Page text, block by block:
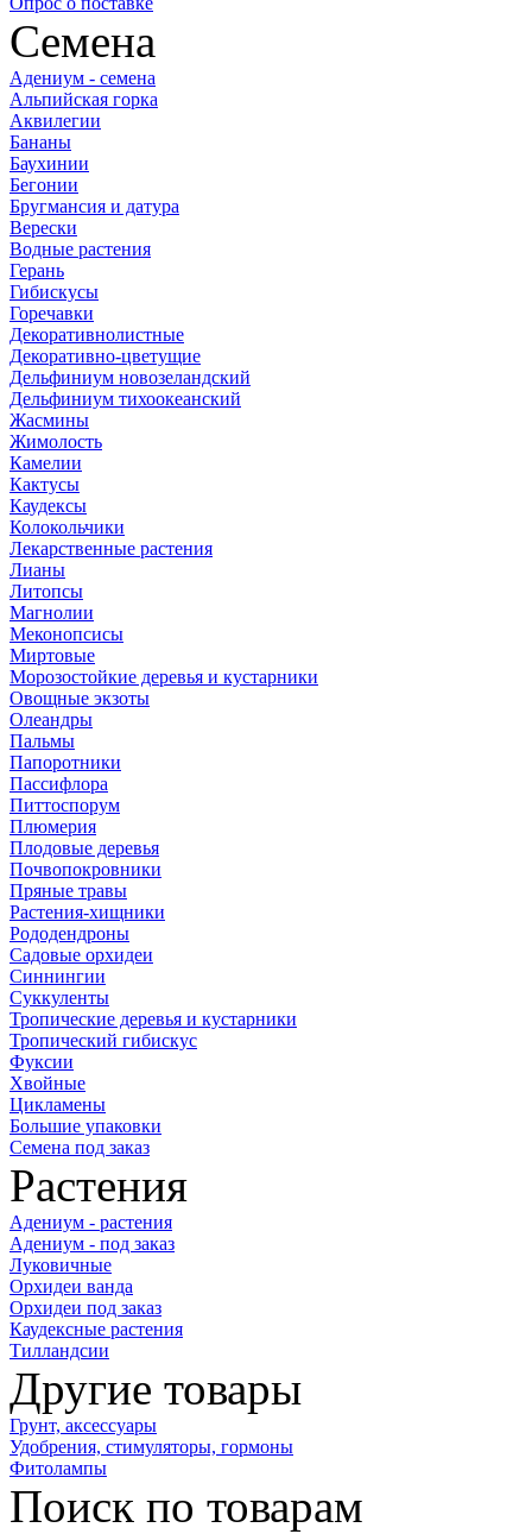
Семена
Адениум - семена
Альпийская горка
Аквилегии
Бананы
Баухинии
Бегонии
Бругмансия и датура
Верески
Водные растения
Герань
Гибискусы
Горечавки
Декоративнолистные
Декоративно-цветущие
Дельфиниум новозеландский
Дельфиниум тихоокеанский
Жасмины
Жимолость
Камелии
Кактусы
Каудексы
Колокольчики
Лекарственные растения
Лианы
Литопсы
Магнолии
Меконопсисы
Миртовые
Морозостойкие деревья и кустарники
Овощные экзоты
Олеандры
Пальмы
Папоротники
Пассифлора
Питтоспорум
Плюмерия
Плодовые деревья
Почвопокровники
Пряные травы
Растения-хищники
Рододендроны
Садовые орхидеи
Синнингии
Суккуленты
Тропические деревья и кустарники
Тропический гибискус
Фуксии
Хвойные
Цикламены
Большие упаковки
Семена под заказ
Растения
Адениум - растения
Адениум - под заказ
Луковичные
Орхидеи ванда
Орхидеи под заказ
Каудексные растения
Тилландсии
Другие товары
Грунт, аксессуары
Удобрения, стимуляторы, гормоны
Фитолампы
Поиск по товарам